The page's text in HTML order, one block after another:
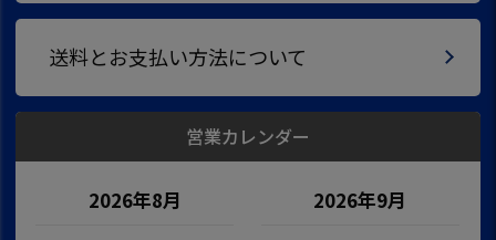
送料とお支払い方法について
営業カレンダー
2026年8月 2026年9月